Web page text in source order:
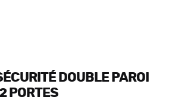
DOUBLE PAROI
PORTES